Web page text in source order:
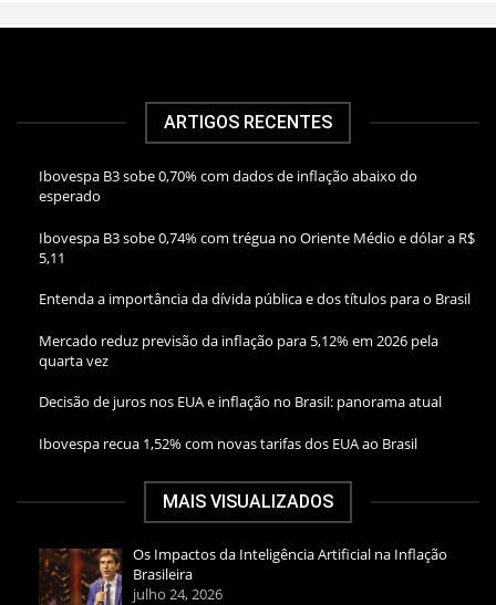
ARTIGOS RECENTES
Ibovespa B3 sobe 0,70% com dados de inflação abaixo do
esperado
Ibovespa B3 sobe 0,74% com trégua no Oriente Médio e dólar a R$
5,11
Entenda a importância da dívida pública e dos títulos para o Brasil
Mercado reduz previsão da inflação para 5,12% em 2026 pela
quarta vez
Decisão de juros nos EUA e inflação no Brasil: panorama atual
Ibovespa recua 1,52% com novas tarifas dos EUA ao Brasil
MAIS VISUALIZADOS
Os Impactos da Inteligência Artificial na Inflação
Brasileira
julho 24, 2026